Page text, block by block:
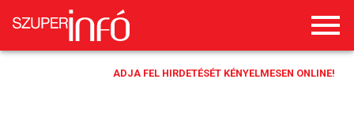
ADJA FEL HIRDETÉSÉT KÉNYELMESEN ONLINE!